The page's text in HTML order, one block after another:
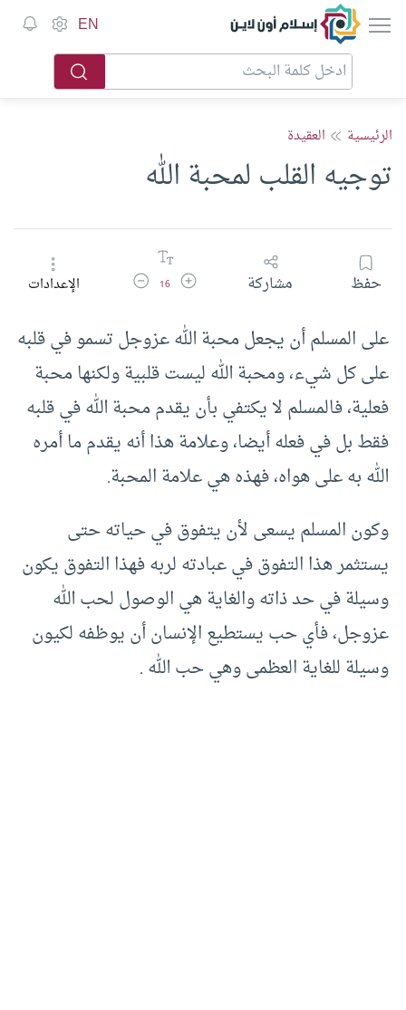
إسلام أون لاين EN
الرئيسية العقيدة
توجيه القلب لمحبة الله
حفظ مشاركة زيادة حجم الخط
16 تقليل حجم الخطالإعدادات
على المسلم أن يجعل محبة الله عزوجل تسمو في قلبه
على كل شيء، ومحبة الله ليست قلبية ولكنها محبة
فعلية، فالمسلم لا يكتفي بأن يقدم محبة الله في قلبه
فقط بل في فعله أيضا، وعلامة هذا أنه يقدم ما أمره
الله به على هواه، فهذه هي علامة المحبة.
وكون المسلم يسعى لأن يتفوق في حياته حتى
يستثمر هذا التفوق في عبادته لربه فهذا التفوق يكون
وسيلة في حد ذاته والغاية هي الوصول لحب الله
عزوجل، فأي حب يستطيع الإنسان أن يوظفه لكيون
وسيلة للغاية العظمى وهي حب الله .